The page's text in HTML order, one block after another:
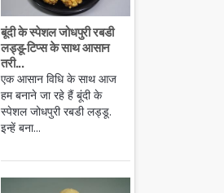
बूंदी के स्पेशल जोधपुरी रबडी
लड्डू-टिप्स के साथ आसान
तरी...
एक आसान विधि के साथ आज
हम बनाने जा रहे हैं बूंदी के
स्पेशल जोधपुरी रबडी लड्डू.
इन्हें बना...